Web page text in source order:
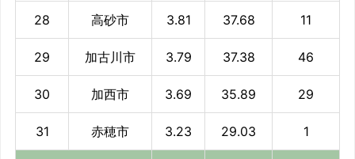
28 高砂市 3.81 37.68 11
29 加古川市 3.79 37.38 46
30 加西市 3.69 35.89 29
31 赤穂市 3.23 29.03 1